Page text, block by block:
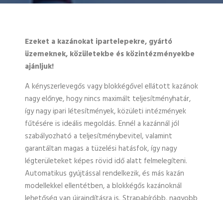
Ezeket a kazánokat ipartelepekre, gyártó
üzemeknek, közületekbe és közintézményekbe
ajánljuk!
A kényszerlevegős vagy blokkégővel ellátott kazánok
nagy előnye, hogy nincs maximált teljesítményhatár,
így nagy ipari létesítmények, közületi intézmények
fűtésére is ideális megoldás. Ennél a kazánnál jól
szabályozható a teljesítménybevitel, valamint
garantáltan magas a tüzelési hatásfok, így nagy
légterületeket képes rövid idő alatt felmelegíteni.
Automatikus gyújtással rendelkezik, és más kazán
modellekkel ellentétben, a blokkégős kazánoknál